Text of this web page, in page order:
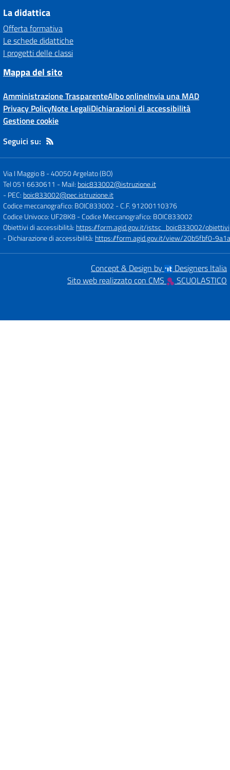
La didattica
Offerta formativa
Le schede didattiche
I progetti delle classi
Mappa del sito
Amministrazione TrasparenteAlbo onlineInvia una MAD
Privacy PolicyNote LegaliDichiarazioni di accessibilità
Gestione cookie
Seguici su:
Via I Maggio 8-40050 Argelato (BO)
Tel 051 6630611 - Mail: boic833002@istruzione.it
- PEC: boic833002@pec.istruzione.it
Codice meccanografico: BOIC833002 - C.F. 91200110376
Codice Univoco: UF28K8- Codice Meccanografico: BOIC833002
Obiettivi di accessibilità: https://form.agid.gov.it/istsc_boic833002/obiettivi
- Dichiarazione di accessibilità: https://form.agid.gov.it/view/20b5fbf0-
Concept & Design by
Designers Italia
Sito web realizzato con CMS
SCUOLASTICO